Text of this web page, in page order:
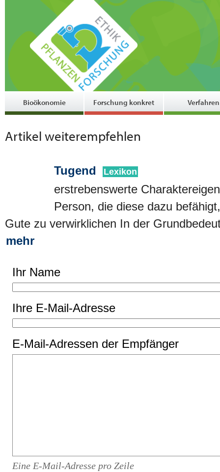
Bioökonomie Forschung konkret Verfahren
Artikel weiterempfehlen
Tugend Lexikon
erstrebenswerte
Person, die diese dazu
Gute zu verwirklichen In der
mehr
Ihr Name
Ihre E-Mail-Adresse
E-Mail-Adressen der Empfänger
Eine E-Mail-Adresse pro Zeile